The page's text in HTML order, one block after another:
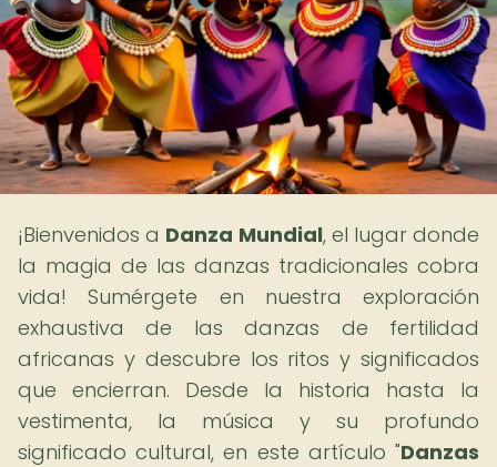
¡Bienvenidos a Danza Mundial, el lugar donde
la magia de las danzas tradicionales cobra
vida! Sumérgete en nuestra exploración
exhaustiva de las danzas de fertilidad
africanas y descubre los ritos y significados
que encierran. Desde la historia hasta la
vestimenta, la música y su profundo
significado cultural, en este artículo "Danzas